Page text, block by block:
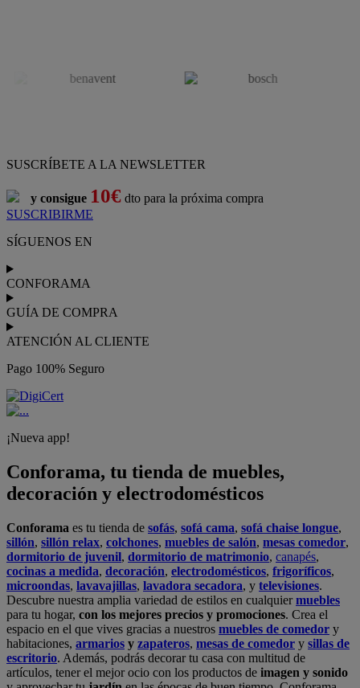
SUSCRÍBETE A LA NEWSLETTER
y consigue 10€ dto para la próxima compra
SUSCRIBIRME
SÍGUENOS EN
CONFORAMA
GUÍA DE COMPRA
ATENCIÓN AL CLIENTE
Pago 100% Seguro
¡Nueva app!
Conforama, tu tienda de muebles,
decoración y electrodomésticos
Conforama es tu tienda de sofás, sofá cama, sofá chaise longue,
sillón, sillón relax, colchones, muebles de salón, mesas comedor,
dormitorio de juvenil, dormitorio de matrimonio, canapés,
cocinas a medida, decoración, electrodomésticos, frigoríficos,
microondas, lavavajillas, lavadora secadora, y televisiones.
Descubre nuestra amplia variedad de estilos en cualquiermuebles
para tu hogar, con los mejores precios y promociones. Crea el
espacio en el que vives gracias a nuestros muebles de comedor y
habitaciones, armarios y zapateros, mesas de comedor y sillas de
escritorio. Además, podrás decorar tu casa con multitud de
artículos, tener el mejor ocio con los productos de imagen y sonido